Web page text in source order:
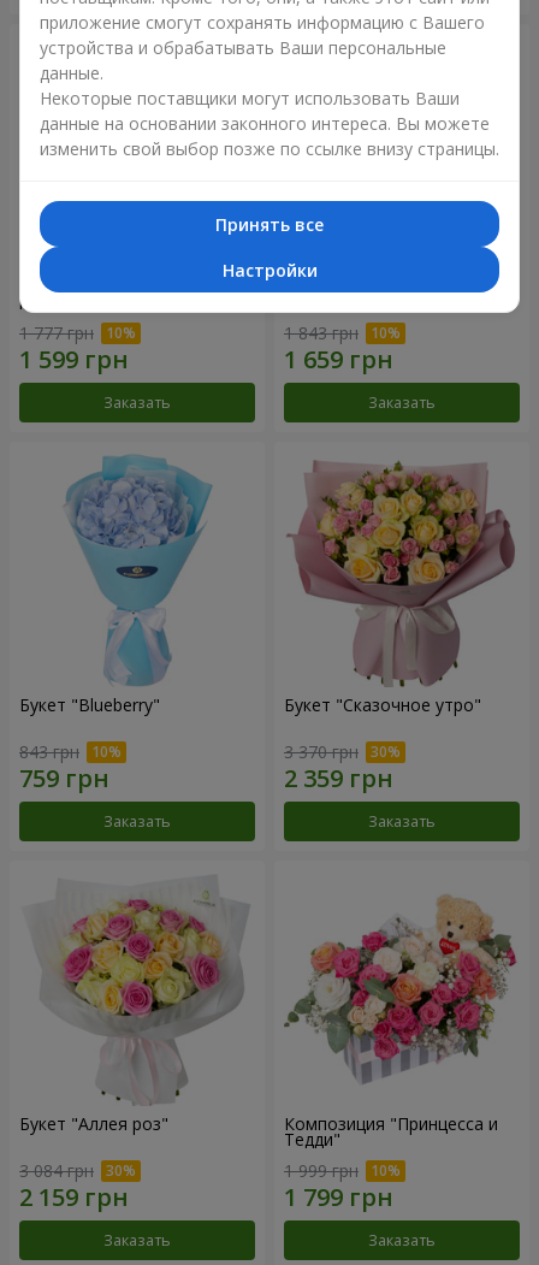
Композиция "Нежное
прикосновение"
1 777 грн
Заказать
Букет "Розовый вкус
1 843 грн
Заказать
Букет "Blueberry"
843 грн
Заказать
Букет "Сказочное утро"
3 370 грн
Заказать
Букет "Аллея роз"
3 084 грн
Заказать
Композиция "Принцесса и
Тедди"
1 999 грн
Заказать
приложение смогут сохранять информацию с Вашего
устройства и обрабатывать Ваши персональные
данные.
Некоторые поставщики могут использовать Ваши
данные на основании законного интереса. Вы можете
изменить свой выбор позже по ссылке внизу страницы.
Принять все
Настройки